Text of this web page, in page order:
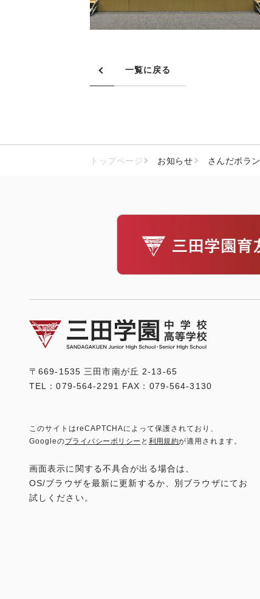
一覧に戻る
トップページ お知らせ さんだボラ
〒669-1535 三田市南が丘 2-13-65
TEL：079-564-2291 FAX：079-564-3130
このサイトはreCAPTCHAによって保護されており、
Googleのプライバシーポリシー と 利用規約が適用されます。
画面表示に関する不具合が出る場合は、
OS/ブラウザを最新に更新するか、別ブラウザにてお
試しください。